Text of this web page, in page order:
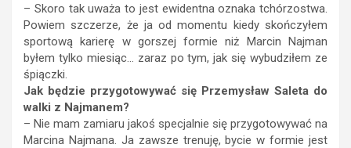
– Skoro tak uważa to jest ewidentna oznaka tchórzostwa.
Powiem szczerze, że ja od momentu kiedy skończyłem
sportową karierę w gorszej formie niż Marcin Najman
byłem tylko miesiąc… zaraz po tym, jak się wybudziłem ze
śpiączki.
Jak będzie przygotowywać się Przemysław Saleta do
walki z Najmanem?
– Nie mam zamiaru jakoś specjalnie się przygotowywać na
Marcina Najmana. Ja zawsze trenuję, bycie w formie jest